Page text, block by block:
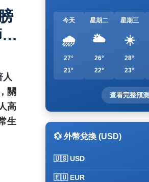
人
關
高
生
今天
🌧️
27°
21°
星期二
🌥️
26°
22°
星期三
☀️
28°
23°
查看完整預測
💱 外幣兌換 (USD)
🇺🇸 USD
🇪🇺 EUR